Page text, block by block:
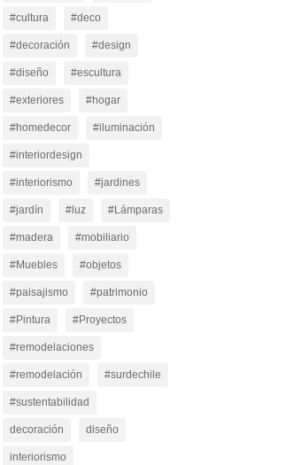
#cultura #deco
#decoración #design
#diseño #escultura
#exteriores #hogar
#homedecor #iluminación
#interiordesign
#interiorismo #jardines
#jardín #luz #Lámparas
#madera #mobiliario
#Muebles #objetos
#paisajismo #patrimonio
#Pintura #Proyectos
#remodelaciones
#remodelación #surdechile
#sustentabilidad
decoración diseño
interiorismo